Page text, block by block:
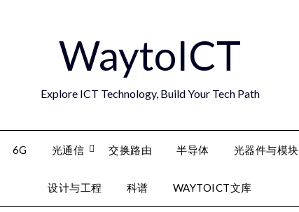
WaytoICT
Explore ICT Technology, Build Your Tech Path
6G 光通信 交换路由 半导体 光器件与模块
设计与工程 科谱 WAYTOICT文库